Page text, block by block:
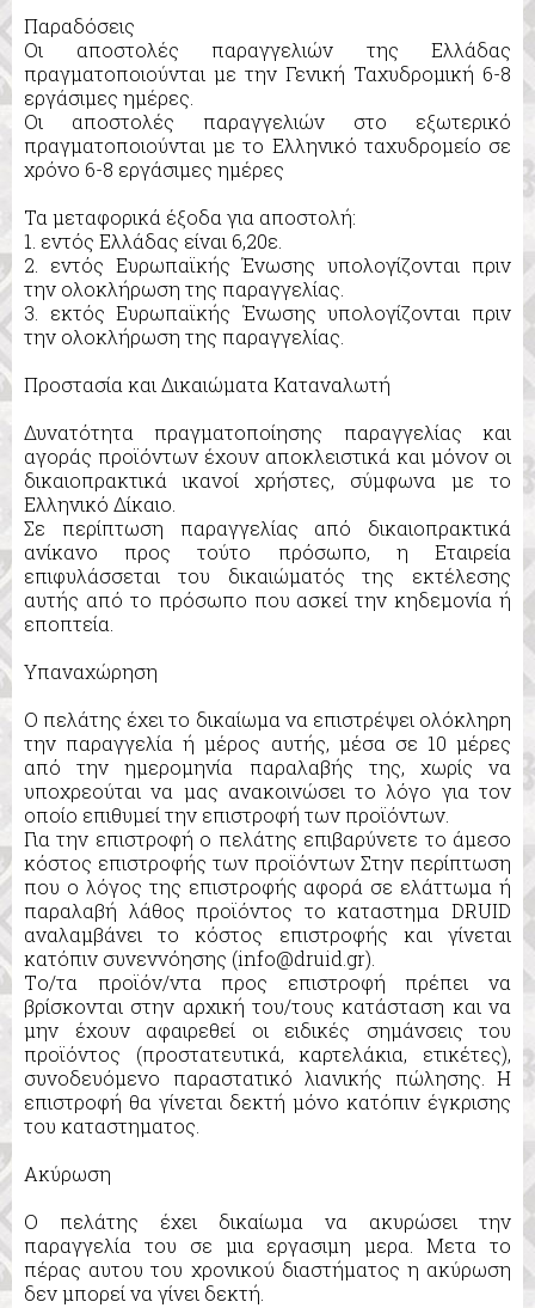
Παραδόσεις
Οι αποστολές παραγγελιών της Ελλάδας
πραγματοποιούνται με την Γενική Ταχυδρομική 6-8
εργάσιμες ημέρες.
Οι αποστολές παραγγελιών στο εξωτερικό
πραγματοποιούνται με το Ελληνικό ταχυδρομείο σε
χρόνο 6-8 εργάσιμες ημέρες
Τα μεταφορικά έξοδα για αποστολή:
1. εντός Ελλάδας είναι 6,20ε.
2. εντός Ευρωπαϊκής Ένωσης υπολογίζονται πριν
την ολοκλήρωση της παραγγελίας.
3. εκτός Ευρωπαϊκής Ένωσης υπολογίζονται πριν
την ολοκλήρωση της παραγγελίας.
Προστασία και Δικαιώματα Καταναλωτή
Δυνατότητα πραγματοποίησης παραγγελίας και
αγοράς προϊόντων έχουν αποκλειστικά και μόνον οι
δικαιοπρακτικά ικανοί χρήστες, σύμφωνα με το
Ελληνικό Δίκαιο.
Σε περίπτωση παραγγελίας από δικαιοπρακτικά
ανίκανο προς τούτο πρόσωπο, η Εταιρεία
επιφυλάσσεται του δικαιώματός της εκτέλεσης
αυτής από το πρόσωπο που ασκεί την κηδεμονία ή
εποπτεία.
Υπαναχώρηση
Ο πελάτης έχει το δικαίωμα να επιστρέψει ολόκληρη
την παραγγελία ή μέρος αυτής, μέσα σε 10 μέρες
από την ημερομηνία παραλαβής της, χωρίς να
υποχρεούται να μας ανακοινώσει το λόγο για τον
οποίο επιθυμεί την επιστροφή των προϊόντων.
Για την επιστροφή ο πελάτης επιβαρύνετε το άμεσο
κόστος επιστροφής των προϊόντων Στην περίπτωση
που ο λόγος της επιστροφής αφορά σε ελάττωμα ή
παραλαβή λάθος προϊόντος το καταστημα DRUID
αναλαμβάνει το κόστος επιστροφής και γίνεται
κατόπιν συνεννόησης (info@druid.gr).
Tο/τα προϊόν/ντα προς επιστροφή πρέπει να
βρίσκονται στην αρχική του/τους κατάσταση και να
μην έχουν αφαιρεθεί οι ειδικές σημάνσεις του
προϊόντος (προστατευτικά, καρτελάκια, ετικέτες),
συνοδευόμενο παραστατικό λιανικής πώλησης. Η
επιστροφή θα γίνεται δεκτή μόνο κατόπιν έγκρισης
τoυ καταστηματος.
Ακύρωση
Ο πελάτης έχει δικαίωμα να ακυρώσει την
παραγγελία του σε μια εργασιμη μερα. Μετα το
πέρας αυτου του χρονικού διαστήματος η ακύρωση
δεν μπορεί να γίνει δεκτή.